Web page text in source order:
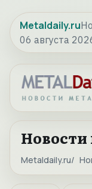
Metaldaily.ru
06 августа
Новости
Metaldaily.ru